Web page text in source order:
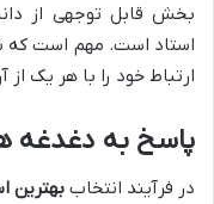
بخش قابل توجهی از
استاد است. مهم است که
ارتباط خود را با هر یک
پاسخ به دغدغه
در فرآیند انتخاب بهترین